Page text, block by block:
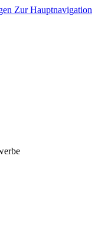
Zur Hauptnavigation